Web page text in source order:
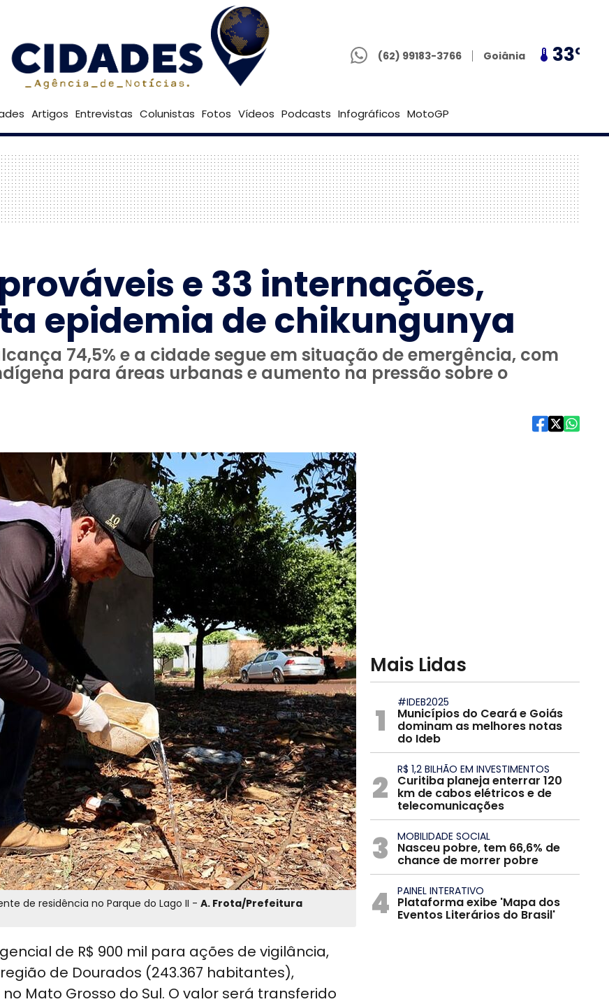
(62) 99183-3766
Goiânia 33º Brasília Goiânia 33º Brasília 29º
Artigos Entrevistas Colunistas Fotos Vídeos Podcasts Infográficos MotoGP
e 33 internações,
epidemia de chikungunya
74,5% e a cidade segue em situação de emergência, com
para áreas urbanas e aumento na pressão sobre o
Agente de endemias elimina criadouros de mosquito em frente de residência no Parque do Lago II - A. Frota/Prefeitura
de R$ 900 mil para ações de vigilância,
de Dourados (243.367 habitantes),
Mato Grosso do Sul. O valor será transferido
Mais Lidas
1 #IDEB2025
Municípios do Ceará e Goiás
dominam as melhores notas
do Ideb
2 R$ 1,2 BILHÃO EM INVESTIMENTOS
Curitiba planeja enterrar 120
km de cabos elétricos e de
telecomunicações
3 MOBILIDADE SOCIAL
Nasceu pobre, tem 66,6% de
chance de morrer pobre
4 PAINEL INTERATIVO
Plataforma exibe 'Mapa dos
Eventos Literários do Brasil'